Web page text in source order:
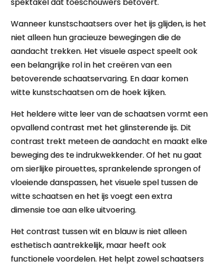
Wanneer kunstschaatsers over het ijs glijden, is het
niet alleen hun gracieuze bewegingen die de
aandacht trekken. Het visuele aspect speelt ook
een belangrijke rol in het creëren van een
betoverende schaatservaring. En daar komen
witte kunstschaatsen om de hoek kijken.
Het heldere witte leer van de schaatsen vormt een
opvallend contrast met het glinsterende ijs. Dit
contrast trekt meteen de aandacht en maakt elke
beweging des te indrukwekkender. Of het nu gaat
om sierlijke pirouettes, sprankelende sprongen of
vloeiende danspassen, het visuele spel tussen de
witte schaatsen en het ijs voegt een extra
dimensie toe aan elke uitvoering.
Het contrast tussen wit en blauw is niet alleen
esthetisch aantrekkelijk, maar heeft ook
functionele voordelen. Het helpt zowel schaatsers